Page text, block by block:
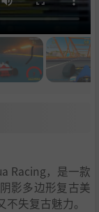
Racing，是一款
影多边形复古美
失复古魅力。